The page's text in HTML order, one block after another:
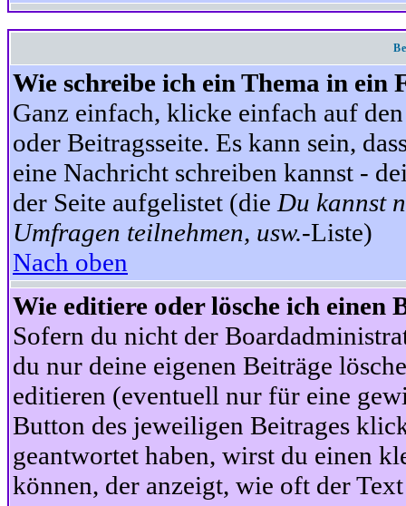
Wie schreibe ich ein Thema in ein
Ganz einfach, klicke einfach auf
oder Beitragsseite. Es kann sein,
eine Nachricht schreiben kannst -
der Seite aufgelistet (die Du kannst
Umfragen teilnehmen, usw.-Liste)
Nach oben
Wie editiere oder lösche ich einen
Sofern du nicht der
du nur deine eigenen Beiträge
editieren (eventuell nur für eine
Button des jeweiligen Beitrages
geantwortet haben, wirst du einen
können, der anzeigt, wie oft der